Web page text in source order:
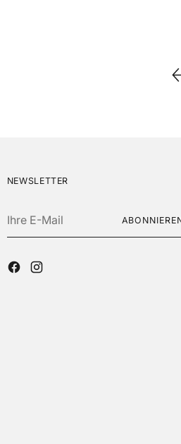
NEWSLETTER
E-